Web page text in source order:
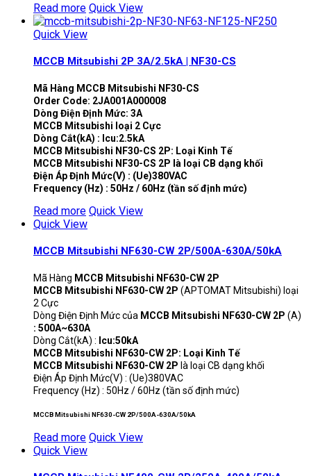
Read more Quick View
Quick View
MCCB Mitsubishi 2P 3A/2.5kA | NF30-CS
Mã Hàng MCCB Mitsubishi NF30-CS
Order Code: 2JA001A000008
Dòng Điện Định Mức: 3A
MCCB Mitsubishi loại 2 Cực
Dòng Cắt(kA) : Icu:2.5kA
MCCB Mitsubishi NF30-CS 2P: Loại Kinh Tế
MCCB Mitsubishi NF30-CS 2P là loại CB dạng khối
Điện Áp Định Mức(V) : (Ue)380VAC
Frequency (Hz) : 50Hz / 60Hz (tần số định mức)
Read more Quick View
Quick View
MCCB Mitsubishi NF630-CW 2P/500A-630A/50kA
Mã Hàng MCCB Mitsubishi NF630-CW 2P
MCCB Mitsubishi NF630-CW 2P (APTOMAT Mitsubishi) loại
2 Cực
Dòng Điện Định Mức của MCCB Mitsubishi NF630-CW 2P (A)
: 500A~630A
Dòng Cắt(kA) : Icu:50kA
MCCB Mitsubishi NF630-CW 2P: Loại Kinh Tế
MCCB Mitsubishi NF630-CW 2P là loại CB dạng khối
Điện Áp Định Mức(V) : (Ue)380VAC
Frequency (Hz) : 50Hz / 60Hz (tần số định mức)
MCCB Mitsubishi NF630-CW 2P/500A-630A/50kA
Read more Quick View
Quick View